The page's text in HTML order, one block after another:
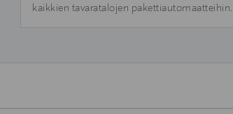
kaikkien tavaratalojen pakettiautomaatteihin.